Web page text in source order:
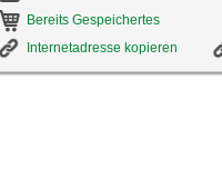
Bereits Gespeichertes
Internetadresse kopieren